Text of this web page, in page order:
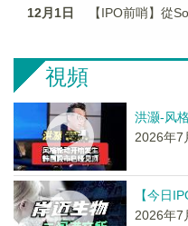
12月1日 【IPO前哨】從
視頻
洪灏-风
2026年7
【今日
2026年7